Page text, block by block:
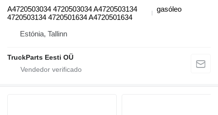
A4720503034 4720503034 A4720503134
4720503134 4720501634 A4720501634
gasóleo
Estónia, Tallinn
TruckParts Eesti OÜ